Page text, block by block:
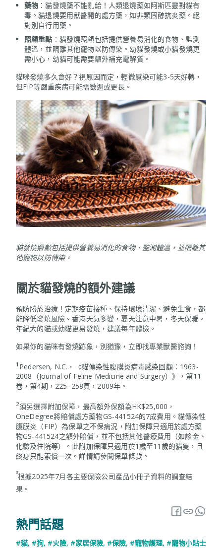
藥物 ：貓發燒藥不能亂給！人類退燒藥如阿斯匹靈對貓有
毒。貓退燒要用獸醫開的處方藥，如非類固醇抗炎藥。絕
對別自行用藥。
照顧重點 ：貓發燒照顧包括提供營養易消化的食物、監測
體溫，並隔離其他寵物以防傳染。幼貓發燒或小貓發燒更
需小心，幼貓可能需要額外補充電解質。
貓咪發燒多久會好？視原因而定，輕微感染可能3-5天好轉，
但FIP等嚴重疾病可能需數週或更長。
貓發燒照顧包括提供營養易消化的食物、監測體溫，並隔離其
他寵物以防傳染。
關於貓發燒的額外建議
預防勝於治療！定期疫苗接種、保持環境清潔、避免生食，都
能降低發燒風險。香港天氣多變，夏天注意中暑，冬天保暖。
年紀大的貓或幼貓更易發燒，建議每年體檢。
如果你的貓咪有發燒跡象，別猶豫，立即找專業獸醫諮詢！
1 Pedersen, N.C.，《貓傳染性腹膜炎病毒感染回顧：1963-
2008（Journal of Feline Medicine and Surgery）》，第11
卷，第4期，225–258頁，2009年。
2須另選擇附加保障，最高額外保額為HK$25,000，
OneDegree將賠償處方藥物GS-441524的7成費用。貓傳染性
腹膜炎（FIP）為保單之不保病況，附加保障只適用於處方藥
物GS-441524之額外賠償，並不包括其他醫療費用（如診金、
化驗及住院等）。此附加保障只適用於1歲至11歲的貓隻，且
終身只能索償一次。詳情請參閱保單條款。
³根據2025年7月各主要保險公司產品小冊子資料的調查結
果。
熱門話題
#貓, #狗, #火險, #家居保險, #保險, #寵物護理, #寵物小貼士